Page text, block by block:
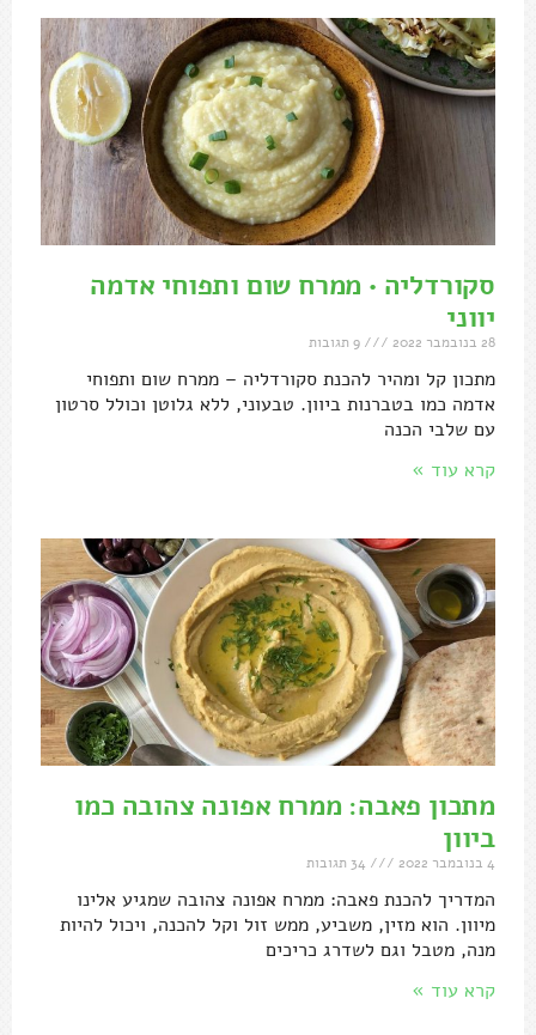
סקורדליה • ממרח שום ותפוחי אדמה
יווני
28 בנובמבר 2022
מתכון קל ומהיר להכנת סקורדליה – ממרח שום ותפוחי
אדמה כמו בטברנות ביוון. טבעוני, ללא גלוטן וכולל סרטון
עם שלבי הכנה
קרא עוד »
מתכון פאבה: ממרח אפונה צהובה כמו
ביוון
4 בנובמבר 2022
המדריך להכנת פאבה: ממרח אפונה צהובה שמגיע אלינו
מיוון. הוא מזין, משביע, ממש זול וקל להכנה, ויכול להיות
מנה, מטבל וגם לשדרג כריכים
קרא עוד »